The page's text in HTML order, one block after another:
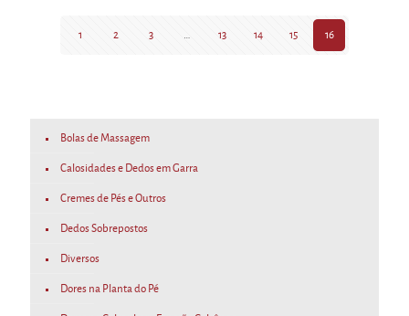
1 2 3 … 13 14 15 16
Bolas de Massagem
Calosidades e Dedos em Garra
Cremes de Pés e Outros
Dedos Sobrepostos
Diversos
Dores na Planta do Pé